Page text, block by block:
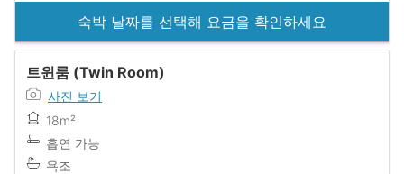
숙박 날짜를 선택해 요금을 확인하세요
트윈룸 (Twin Room)
사진 보기
18m²
흡연 가능
욕조